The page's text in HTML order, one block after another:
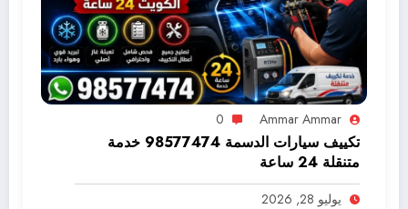
Ammar Ammar
0
تكييف سيارات الدسمة 98577474 خدمة
متنقلة 24 ساعة
يوليو 28, 2026